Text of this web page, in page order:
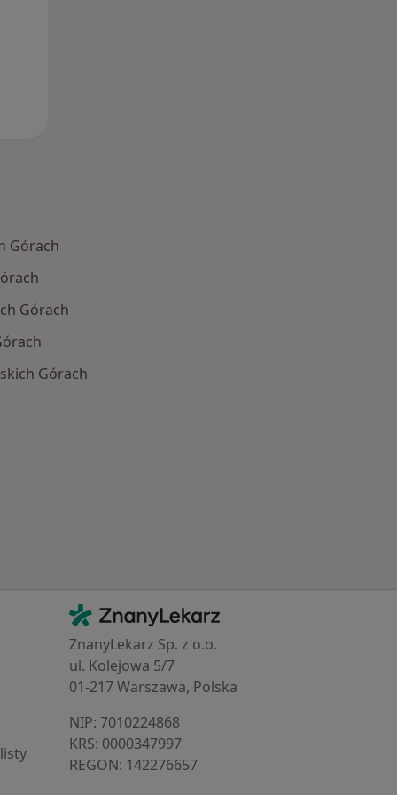
Górach
Górach
Górach
Kontakt
ZnanyLekarz - Strona główna
ZnanyLekarz Sp. z o.o.
ul. Kolejowa 5/7
01-217 Warszawa, Polska
NIP: ⁠7010224868
KRS: ⁠0000347997
REGON: ⁠142276657